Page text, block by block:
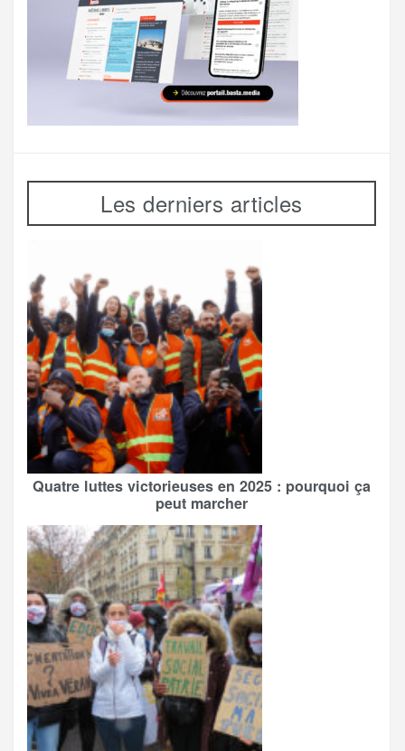
Les derniers articles
Quatre luttes victorieuses en 2025 : pourquoi ça
peut marcher